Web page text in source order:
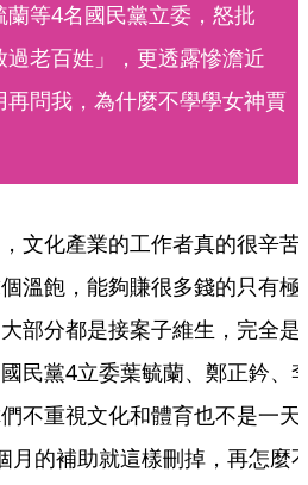
等4名國民黨立委，怒批
過老百姓」，更透露慘澹近
問我，為什麼不學學女神賈
文化產業的工作者真的很辛苦
溫飽，能夠賺很多錢的只有極
部分都是接案子維生，完全是
民黨4立委葉毓蘭、鄭正鈐、
不重視文化和體育也不是一天
月的補助就這樣刪掉，再怎麼